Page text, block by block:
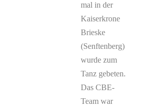
mal in der
Kaiserkrone
Brieske
(Senftenberg)
wurde zum
Tanz gebeten.
Das CBE-
Team war